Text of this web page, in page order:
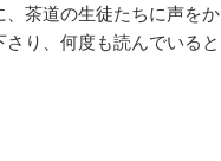
茶道の生徒たちに声をか
り、何度も読んでいると